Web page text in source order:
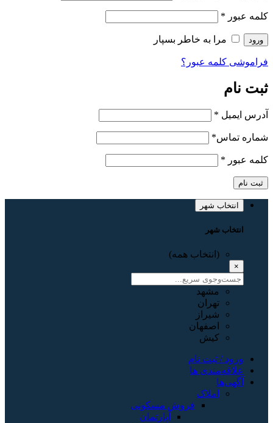
کلمه عبور *
ورود مرا به خاطر بسپار
فراموشی کلمه عبور؟
ثبت نام
آدرس ایمیل *
شماره تماس*
کلمه عبور *
ثبت نام
انتخاب شهر
انتخاب شهر
(انتخاب همه)
×
مشهد
تهران
شیراز
اصفهان
کیش
ورود / ثبت نام
علاقه‌مندی ها
آگهی‌ها
املاک
فروش مسکونی
آپارتمان